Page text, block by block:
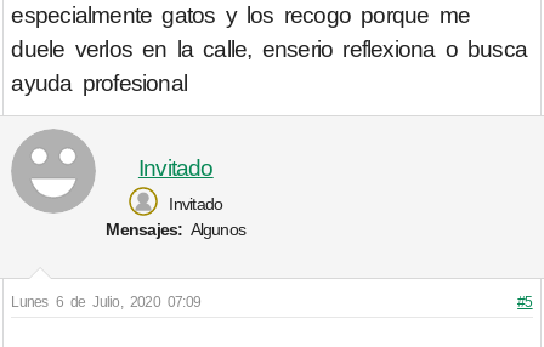
especialmente gatos y los recogo porque me
duele verlos en la calle, enserio reflexiona o busca
ayuda profesional
Invitado
Invitado
Mensajes: Algunos
Lunes 6 de Julio, 2020 07:09 #5